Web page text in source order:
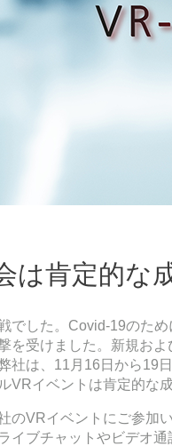
は肯定的な
でした。Covid-19のた
を受けました。新規お
社は、11月16日から19
VRイベントは肯定的な
のVRイベントにご参加
イブチャットやビデオ